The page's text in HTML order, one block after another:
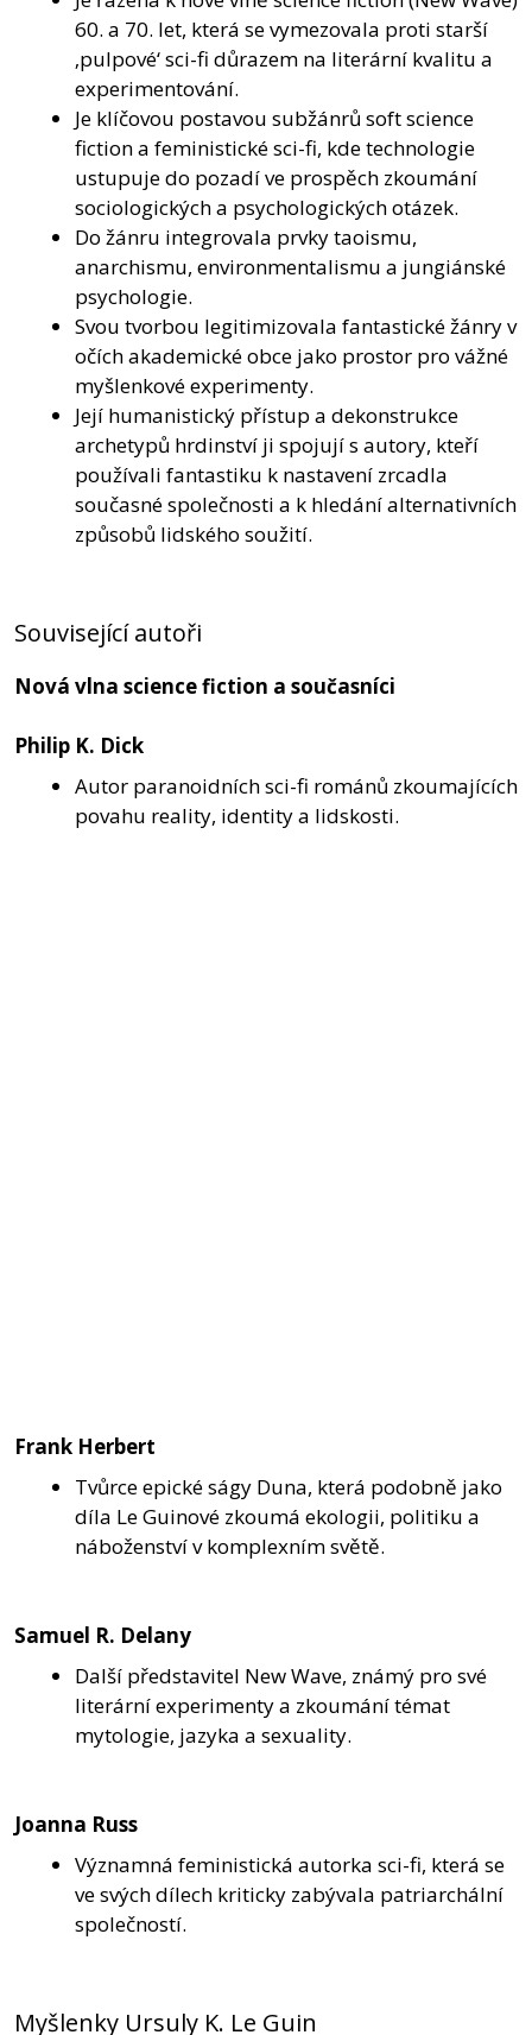
60. a 70. let, která se vymezovala proti starší
‚pulpové‘ sci-fi důrazem na literární kvalitu a
experimentování.
Je klíčovou postavou subžánrů soft science
fiction a feministické sci-fi, kde technologie
ustupuje do pozadí ve prospěch zkoumání
sociologických a psychologických otázek.
Do žánru integrovala prvky taoismu,
anarchismu, environmentalismu a jungiánské
psychologie.
Svou tvorbou legitimizovala fantastické žánry v
očích akademické obce jako prostor pro vážné
myšlenkové experimenty.
Její humanistický přístup a dekonstrukce
archetypů hrdinství ji spojují s autory, kteří
používali fantastiku k nastavení zrcadla
současné společnosti a k hledání alternativních
způsobů lidského soužití.
Související autoři
Nová vlna science fiction a současníci
Philip K. Dick
Autor paranoidních sci-fi románů zkoumajících
povahu reality, identity a lidskosti.
Frank Herbert
Tvůrce epické ságy Duna, která podobně jako
díla Le Guinové zkoumá ekologii, politiku a
náboženství v komplexním světě.
Samuel R. Delany
Další představitel New Wave, známý pro své
literární experimenty a zkoumání témat
mytologie, jazyka a sexuality.
Joanna Russ
Významná feministická autorka sci-fi, která se
ve svých dílech kriticky zabývala patriarchální
společností.
Myšlenky Ursuly K. Le Guin